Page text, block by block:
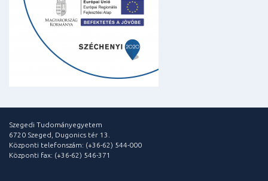
Szegedi Tudományegyetem
6720 Szeged, Dugonics tér 13.
Központi telefonszám: (+36-62) 544-000
Központi fax: (+36-62) 546-371